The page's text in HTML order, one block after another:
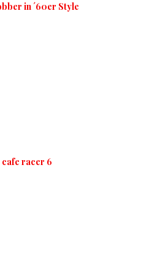
in ´60er Style
cafe racer 6